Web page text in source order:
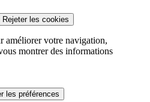
Rejeter les cookies
améliorer votre navigation,
montrer des informations
les préférences